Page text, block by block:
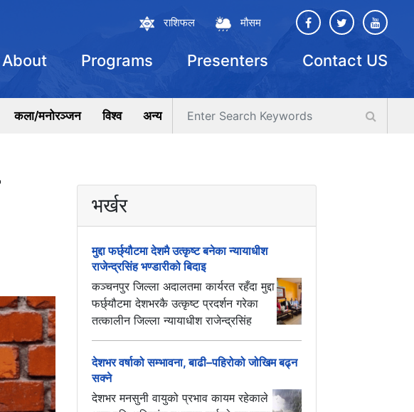
राशिफल मौसम
About Programs Presenters Contact US
कला/मनोरञ्जन विश्व अन्य
भर्खर
मुद्दा फर्छ्यौटमा देशमै उत्कृष्ट बनेका न्यायाधीश
राजेन्द्रसिंह भण्डारीको बिदाइ
कञ्चनपुर जिल्ला अदालतमा कार्यरत रहँदा मुद्दा
फर्छ्यौटमा देशभरकै उत्कृष्ट प्रदर्शन गरेका
तत्कालीन जिल्ला न्यायाधीश राजेन्द्रसिंह
देशभर वर्षाको सम्भावना, बाढी–पहिरोको जोखिम बढ्न
सक्ने
देशभर मनसुनी वायुको प्रभाव कायम रहेकाले